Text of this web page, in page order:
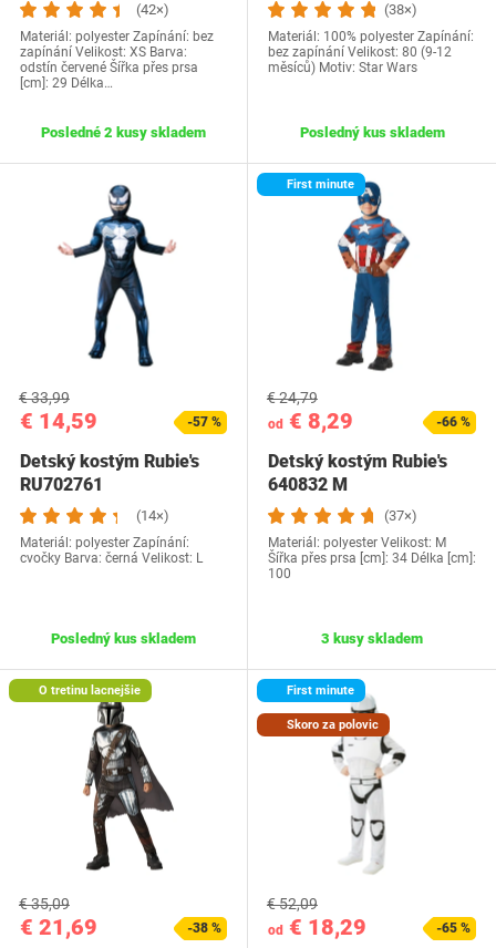
(42×)
Materiál: polyester Zapínání: bez
zapínání Velikost: XS Barva:
odstín červené Šířka přes prsa
[cm]: 29 Délka…
Posledné 2 kusy skladem
(38×)
Materiál: 100% polyester Zapínání:
bez zapínání Velikost: 80 (9-12
měsíců) Motiv: Star Wars
Posledný kus skladem
€ 14,59
€ 33,99
-57 %
Detský kostým Rubie's
RU702761
(14×)
Materiál: polyester Zapínání:
cvočky Barva: černá Velikost: L
Posledný kus skladem
First minute
od € 8,29
€ 24,79
-66 %
Detský kostým Rubie's
640832 M
(37×)
Materiál: polyester Velikost: M
Šířka přes prsa [cm]: 34 Délka [cm]:
100
3 kusy skladem
O tretinu lacnejšie
€ 21,69
€ 35,09
-38 %
First minute
Skoro za polovic
od € 18,29
€ 52,09
-65 %